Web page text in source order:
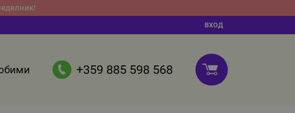
ВХОД
+359 885 598 568